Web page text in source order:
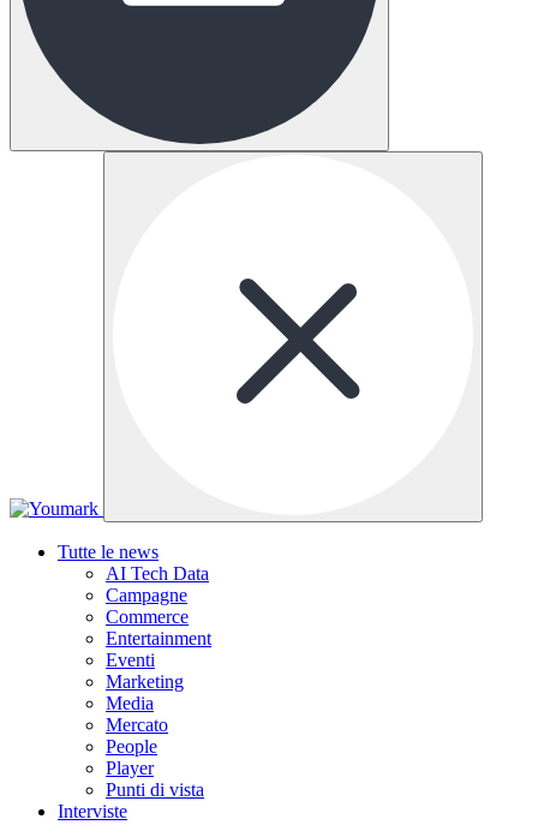
Tutte le news
AI Tech Data
Campagne
Commerce
Entertainment
Eventi
Marketing
Media
Mercato
People
Player
Punti di vista
Interviste